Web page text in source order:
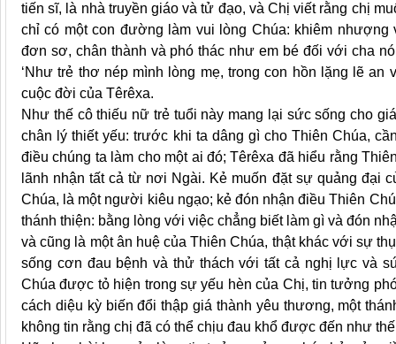
tiến sĩ, là nhà truyền giáo và tử đạo, và Chị viết rằng chị
chỉ có một con đường làm vui lòng Chúa: khiêm
đơn sơ, chân thành và phó thác như em bé đối với cha
‘Như trẻ thơ nép mình lòng mẹ, trong con hồn lặng lẽ
cuộc đời của Têrêxa.
Như thế cô thiếu nữ trẻ tuổi này mang lại sức sống cho
chân lý thiết yếu: trước khi ta dâng gì cho Thiên Chúa,
điều chúng ta làm cho một ai đó; Têrêxa đã hiểu rằng
lãnh nhận tất cả từ nơi Ngài. Kẻ muốn đặt sự quảng đại
Chúa, là một người kiêu ngạo; kẻ đón nhận điều Thiên
thánh thiện: bằng lòng với việc chẳng biết làm gì và đón
và cũng là một ân huệ của Thiên Chúa, thật khác với sự
sống cơn đau bệnh và thử thách với tất cả nghị lực và
Chúa được tỏ hiện trong sự yếu hèn của Chị, tin tưởng
cách diệu kỳ biến đổi thập giá thành yêu thương, một
không tin rằng chị đã có thể chịu đau khổ được đến như